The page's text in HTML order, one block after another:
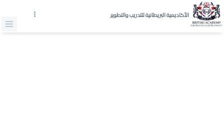
الأكاديمية البريطانية للتدريب والتطوير